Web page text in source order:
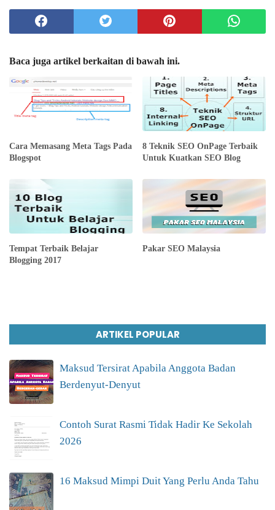
Baca juga artikel berkaitan di bawah ini.
Cara Memasang Meta Tags Pada
Blogspot
8 Teknik SEO OnPage Terbaik
Untuk Kuatkan SEO Blog
Tempat Terbaik Belajar
Blogging 2017
Pakar SEO Malaysia
ARTIKEL POPULAR
Maksud Tersirat Apabila Anggota Badan
Berdenyut-Denyut
Contoh Surat Rasmi Tidak Hadir Ke Sekolah
2026
16 Maksud Mimpi Duit Yang Perlu Anda Tahu